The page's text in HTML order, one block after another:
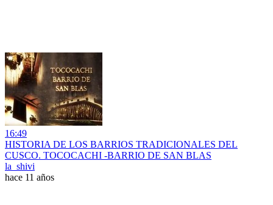
16:49
HISTORIA DE LOS BARRIOS TRADICIONALES DEL
CUSCO. TOCOCACHI -BARRIO DE SAN BLAS
la_shivi
hace 11 años